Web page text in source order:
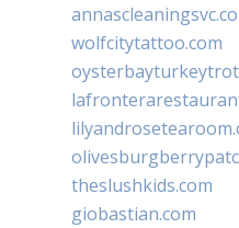
wolfcitytattoo.com
theslushkids.com
giobastian.com